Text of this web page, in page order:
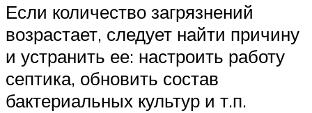
Если количество загрязнений
возрастает, следует найти причину
и устранить ее: настроить работу
септика, обновить состав
бактериальных культур и т.п.